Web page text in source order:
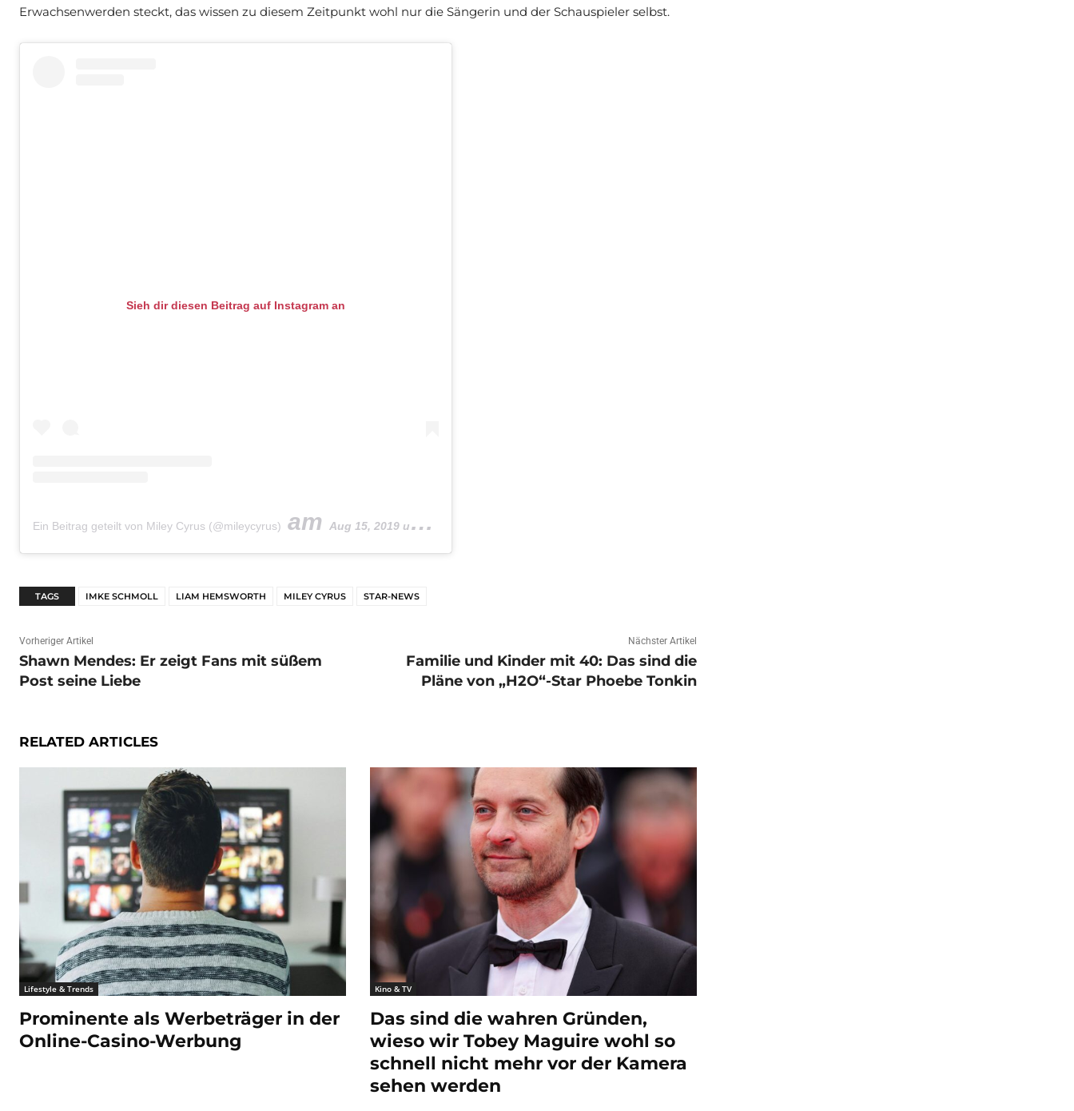
Erwachsenwerden steckt, das wissen zu diesem Zeitpunkt wohl nur die Sängerin und der Schauspieler selbst.
Sieh dir diesen Beitrag auf Instagram an
Ein Beitrag geteilt von Miley Cyrus (@mileycyrus) am Aug 15, 2019 um 9:02 PDT
TAGS IMKE SCHMOLL LIAM HEMSWORTH MILEY CYRUS STAR-NEWS
Vorheriger Artikel
Shawn Mendes: Er zeigt Fans mit süßem
Post seine Liebe
Nächster Artikel
Familie und Kinder mit 40: Das sind die
Pläne von „H2O“-Star Phoebe Tonkin
RELATED ARTICLES
Lifestyle & Trends
Prominente als Werbeträger in der
Online-Casino-Werbung
Kino & TV
Das sind die wahren Gründen,
wieso wir Tobey Maguire wohl so
schnell nicht mehr vor der Kamera
sehen werden